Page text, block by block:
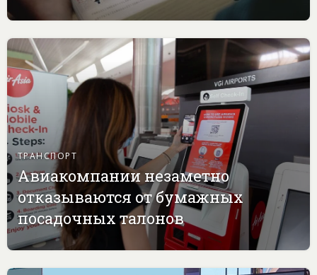
ТРАНСПОРТ
Авиакомпании незаметно
отказываются от бумажных
посадочных талонов